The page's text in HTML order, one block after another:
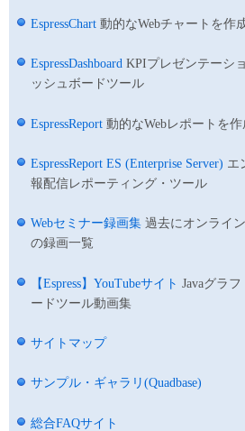
EspressChart 動的なWebチャートを作
EspressDashboard KPIプレゼンテーシ
ッシュボードツール
EspressReport 動的なWebレポートを
EspressReport ES (Enterprise Server) エ
報配信レポーティング・ツール
Webセミナー録画集 過去にオンライ
の録画一覧
【Espress】YouTubeサイト Javaグラ
ードツール動画集
サイトマップ
サンプル・ギャラリ(Quadbase)
総合FAQサイト